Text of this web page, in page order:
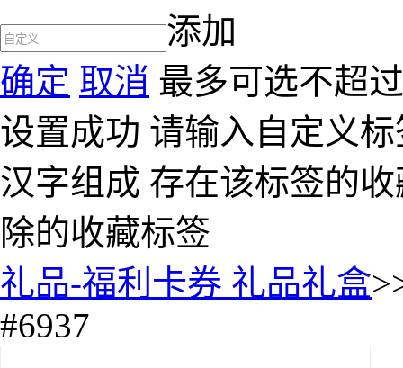
添加
确定 取消 最多可选不超
设置成功 请输入自定义
汉字组成 存在该标签的
除的收藏标签
礼品-福利卡券 礼品礼盒
#6937